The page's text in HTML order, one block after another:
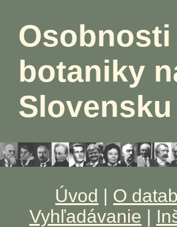
Osobnosti
botaniky
Slovensku
Úvod | O
Vyhľadávanie |